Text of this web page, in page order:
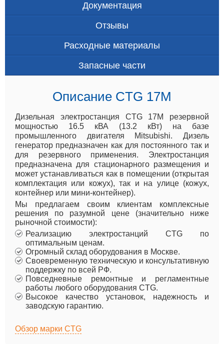
Документация
Отзывы
Расходные материалы
Запасные части
Описание CTG 17M
Дизельная электростанция CTG 17M резервной
мощностью 16.5 кВА (13.2 кВт) на базе
промышленного двигателя Mitsubishi. Дизель
генератор предназначен как для постоянного так и
для резервного применения. Электростанция
предназначена для стационарного размещения и
может устанавливаться как в помещении (открытая
комплектация или кожух), так и на улице (кожух,
контейнер или мини-контейнер).
Мы предлагаем своим клиентам комплексные
решения по разумной цене (значительно ниже
рыночной стоимости):
Реализацию электростанций CTG по
оптимальным ценам.
Огромный склад оборудования в Москве.
Своевременную техническую и консультативную
поддержку по всей РФ.
Повседневные ремонтные и регламентные
работы любого оборудования CTG.
Высокое качество установок, надежность и
заводскую гарантию.
Обзор марки CTG